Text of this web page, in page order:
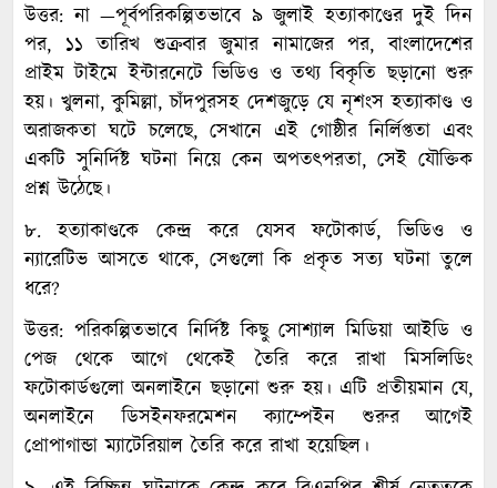
উত্তর: না —পূর্বপরিকল্পিতভাবে ৯ জুলাই হত্যাকাণ্ডের দুই দিন
পর, ১১ তারিখ শুক্রবার জুমার নামাজের পর, বাংলাদেশের
প্রাইম টাইমে ইন্টারনেটে ভিডিও ও তথ্য বিকৃতি ছড়ানো শুরু
হয়। খুলনা, কুমিল্লা, চাঁদপুরসহ দেশজুড়ে যে নৃশংস হত্যাকাণ্ড ও
অরাজকতা ঘটে চলেছে, সেখানে এই গোষ্ঠীর নির্লিপ্ততা এবং
একটি সুনির্দিষ্ট ঘটনা নিয়ে কেন অপতৎপরতা, সেই যৌক্তিক
প্রশ্ন উঠেছে।
৮. হত্যাকাণ্ডকে কেন্দ্র করে যেসব ফটোকার্ড, ভিডিও ও
ন্যারেটিভ আসতে থাকে, সেগুলো কি প্রকৃত সত্য ঘটনা তুলে
ধরে?
উত্তর: পরিকল্পিতভাবে নির্দিষ্ট কিছু সোশ্যাল মিডিয়া আইডি ও
পেজ থেকে আগে থেকেই তৈরি করে রাখা মিসলিডিং
ফটোকার্ডগুলো অনলাইনে ছড়ানো শুরু হয়। এটি প্রতীয়মান যে,
অনলাইনে ডিসইনফরমেশন ক্যাম্পেইন শুরুর আগেই
প্রোপাগান্ডা ম্যাটেরিয়াল তৈরি করে রাখা হয়েছিল।